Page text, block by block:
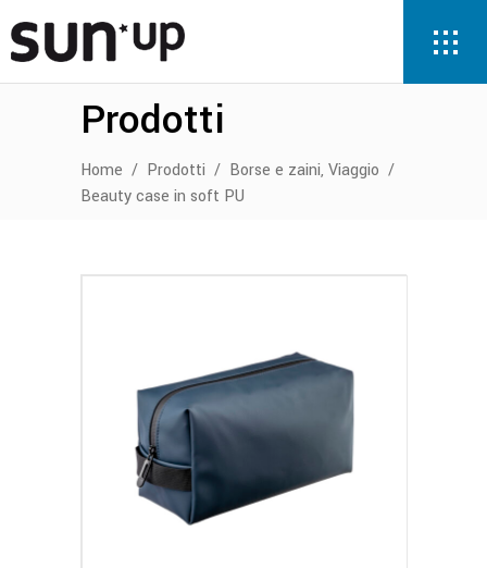
Prodotti
Home / Prodotti / Borse e zaini, Viaggio /
Beauty case in soft PU